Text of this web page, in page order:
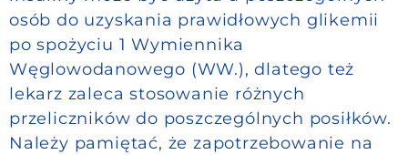
osób do uzyskania prawidłowych glikemii
po spożyciu 1 Wymiennika
Węglowodanowego (WW.), dlatego też
lekarz zaleca stosowanie różnych
przeliczników do poszczególnych posiłków.
Należy pamiętać, że zapotrzebowanie na